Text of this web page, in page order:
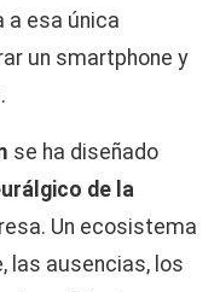
a esa única
un smartphone y
se ha diseñado
de la
Un ecosistema
las ausencias, los